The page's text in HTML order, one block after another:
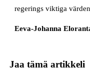
regerings viktiga
Eeva-Johanna
Jaa tämä artikkeli